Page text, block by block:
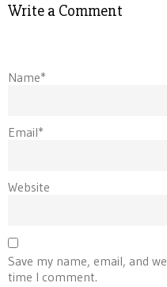
Write a Comment
Name*
Email*
Website
Save my name, email, and
time I comment.